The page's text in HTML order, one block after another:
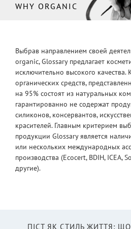
WHY ORGANIC
Выбрав направлением своей
organic, Glossary предлагает
исключительно высокого
органических средств,
на 95% состоят из натуральных
гарантированно не содержат
силиконов, консервантов,
красителей. Главным критерием
продукции Glossary является
или нескольких международных
производства (Ecocert, BDIH, ICEA,
другие).
ПІСТ ЯК СТИЛЬ ЖИТТЯ: ЩО